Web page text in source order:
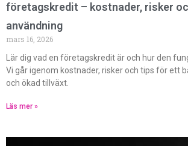
företagskredit – kostnader, risker
användning
mars 16, 2026
Lär dig vad en företagskredit är och hur den
Vi går igenom kostnader, risker och tips för ett
och ökad tillväxt.
Läs mer »